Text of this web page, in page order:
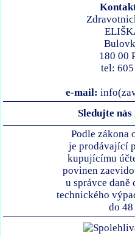
180 00
tel:
e-mail:
Sledujte
Podle zákona
je prodávající
kupujícímu
povinen
u správce
technického
do